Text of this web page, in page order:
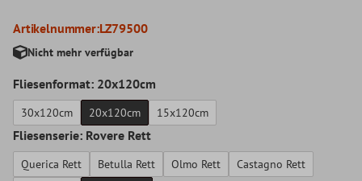
Artikelnummer:LZ79500
Nicht mehr verfügbar
Fliesenformat: 20x120cm
30x120cm 20x120cm 15x120cm
Fliesenserie: Rovere Rett
Querica Rett Betulla Rett Olmo Rett
Castagno Rett